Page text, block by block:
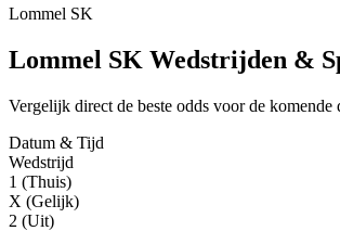
Lommel SK
Lommel SK Wedstrijden &
Vergelijk direct de beste odds voor de komende
Datum & Tijd
Wedstrijd
1 (Thuis)
X (Gelijk)
2 (Uit)